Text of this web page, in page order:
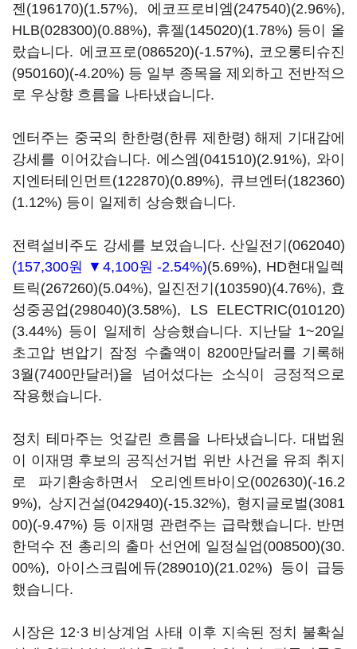
젠(196170)(1.57%), 에코프로비엠(247540)(2.96%),
HLB(028300)(0.88%), 휴젤(145020)(1.78%) 등이 올
랐습니다. 에코프로(086520)(-1.57%), 코오롱티슈진
(950160)(-4.20%) 등 일부 종목을 제외하고 전반적으
로 우상향 흐름을 나타냈습니다.
엔터주는 중국의 한한령(한류 제한령) 해제 기대감에
강세를 이어갔습니다. 에스엠(041510)(2.91%), 와이
지엔터테인먼트(122870)(0.89%), 큐브엔터(182360)
(1.12%) 등이 일제히 상승했습니다.
전력설비주도 강세를 보였습니다. 산일전기(062040)
(157,300원 ▼4,100원 -2.54%)(5.69%), HD현대일렉
트릭(267260)(5.04%), 일진전기(103590)(4.76%), 효
성중공업(298040)(3.58%), LS ELECTRIC(010120)
(3.44%) 등이 일제히 상승했습니다. 지난달 1~20일
초고압 변압기 잠정 수출액이 8200만달러를 기록해
3월(7400만달러)을 넘어섰다는 소식이 긍정적으로
작용했습니다.
정치 테마주는 엇갈린 흐름을 나타냈습니다. 대법원
이 이재명 후보의 공직선거법 위반 사건을 유죄 취지
로 파기환송하면서 오리엔트바이오(002630)(-16.2
9%), 상지건설(042940)(-15.32%), 형지글로벌(3081
00)(-9.47%) 등 이재명 관련주는 급락했습니다. 반면
한덕수 전 총리의 출마 선언에 일정실업(008500)(30.
00%), 아이스크림에듀(289010)(21.02%) 등이 급등
했습니다.
시장은 12·3 비상계엄 사태 이후 지속된 정치 불확실